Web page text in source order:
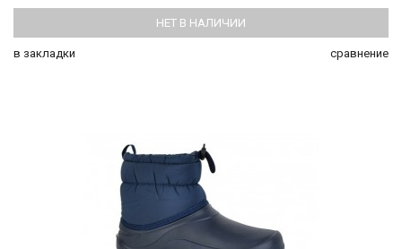
НЕТ В НАЛИЧИИ
в закладки сравнение